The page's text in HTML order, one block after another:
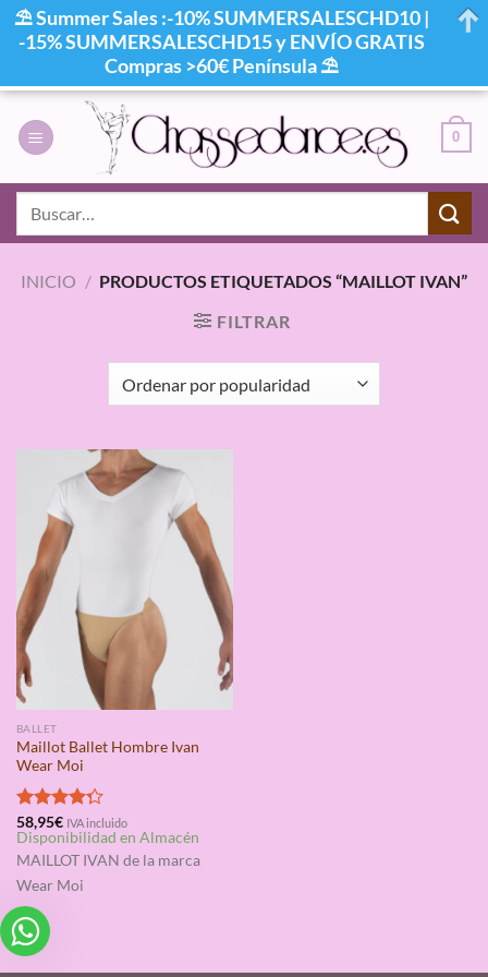
contenido
0
INICIO / PRODUCTOS ETIQUETADOS “MAILLOT IVAN”
FILTRAR
BALLET
Maillot Ballet Hombre Ivan
Wear Moi
Valorado
con4.25
de 5
58,95€ IVA incluido
Disponibilidad en Almacén
MAILLOT IVAN de la marca
Wear Moi
⛱ Summer Sales :-10% SUMMERSALESCHD10 |
-15% SUMMERSALESCHD15 y ENVÍO GRATIS
Compras >60€ Península ⛱